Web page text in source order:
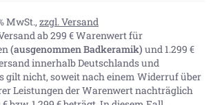
MwSt., zzgl. Versand
ab 299 € Warenwert für
(ausgenommen Badkeramik) und 1.299 €
innerhalb Deutschlands und
gilt nicht, soweit nach einem Widerruf über
Leistungen der Warenwert nachträglich